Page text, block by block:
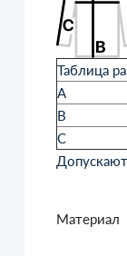
Таблица
A
B
C
Материал